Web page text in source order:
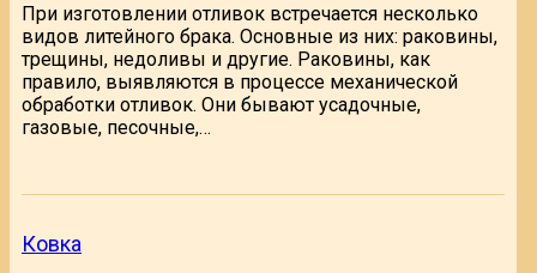
При изготовлении отливок встречается несколько
видов литейного брака. Основные из них: раковины,
трещины, недоливы и другие. Раковины, как
правило, выявляются в процессе механической
обработки отливок. Они бывают усадочные,
газовые, песочные,…
Ковка